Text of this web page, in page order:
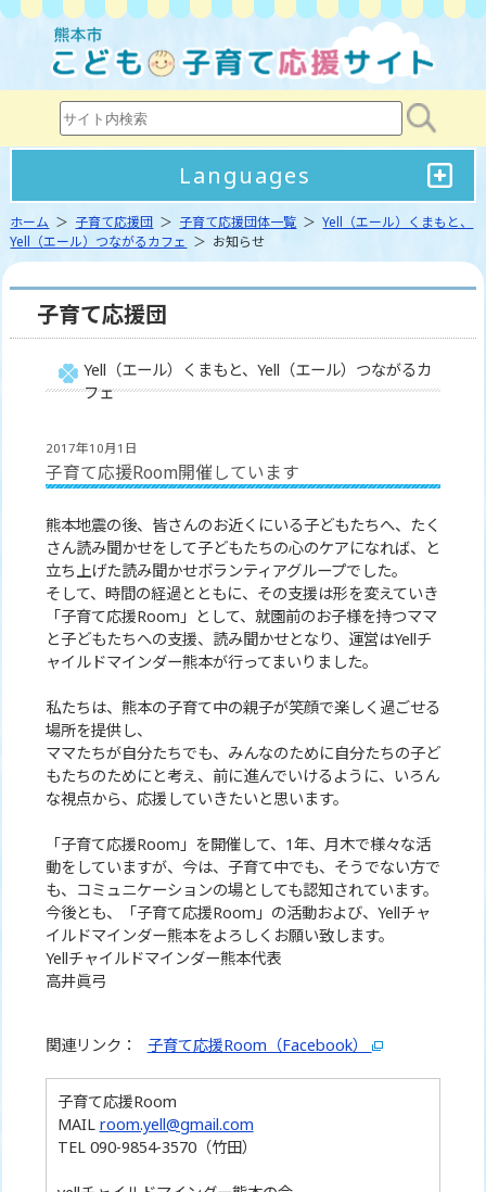
Languages
ホーム ＞ 子育て応援団 ＞ 子育て応援団体一覧 ＞Yell（エール）くまもと、
Yell（エール）つながるカフェ ＞ お知らせ
子育て応援団
Yell（エール）くまもと、Yell（エール）つながるカ
フェ
2017年10月1日
子育て応援Room開催しています
熊本地震の後、皆さんのお近くにいる子どもたちへ、たく
さん読み聞かせをして子どもたちの心のケアになれば、と
立ち上げた読み聞かせボランティアグループでした。
そして、時間の経過とともに、その支援は形を変えていき
「子育て応援Room」として、就園前のお子様を持つママ
と子どもたちへの支援、読み聞かせとなり、運営はYellチ
ャイルドマインダー熊本が行ってまいりました。
私たちは、熊本の子育て中の親子が笑顔で楽しく過ごせる
場所を提供し、
ママたちが自分たちでも、みんなのために自分たちの子ど
もたちのためにと考え、前に進んでいけるように、いろん
な視点から、応援していきたいと思います。
「子育て応援Room」を開催して、1年、月木で様々な活
動をしていますが、今は、子育て中でも、そうでない方で
も、コミュニケーションの場としても認知されています。
今後とも、「子育て応援Room」の活動および、Yellチャ
イルドマインダー熊本をよろしくお願い致します。
Yellチャイルドマインダー熊本代表
高井眞弓
関連リンク： 子育て応援Room（Facebook）
子育て応援Room
MAIL room.yell@gmail.com
TEL 090-9854-3570（竹田）